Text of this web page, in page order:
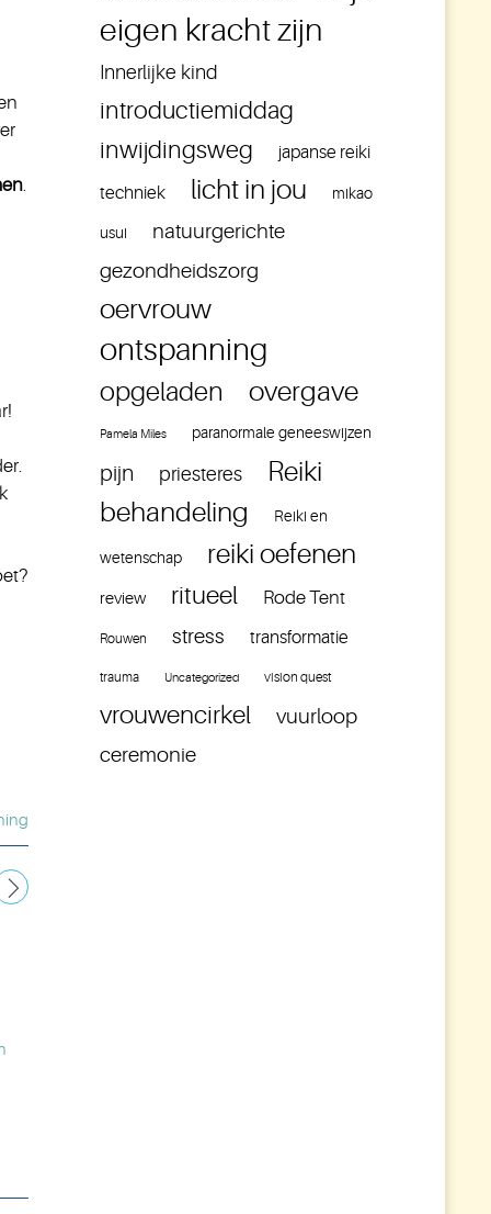
eigen kracht zijn
Innerlijke kind
introductiemiddag
inwijdingsweg
japanse reiki
techniek licht in jou mikao
usui
natuurgerichte
gezondheidszorg
oervrouw
ontspanning
opgeladen overgave
Pamela Miles paranormale geneeswijzen
pijn priesteres
Reiki
behandeling
Reiki en
wetenschap reiki oefenen
review ritueel Rode Tent
Rouwen stress transformatie
trauma Uncategorized vision quest
vrouwencirkel
vuurloop
ceremonie